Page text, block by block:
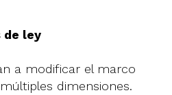
de ley
a modificar el marco
dimensiones.